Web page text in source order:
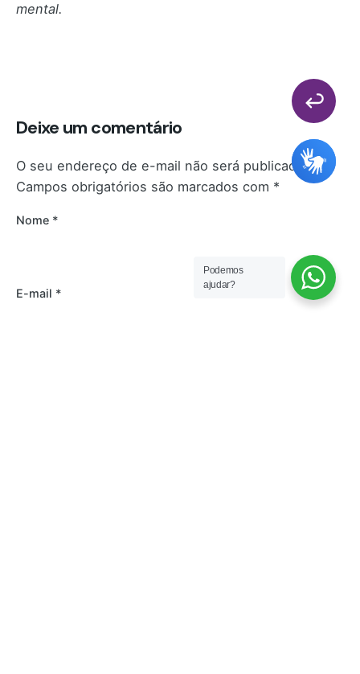
mental.
Deixe um comentário
O seu endereço de e-mail não será publicado.
Campos obrigatórios são marcados com *
Nome *
E-mail *
Podemos
ajudar?